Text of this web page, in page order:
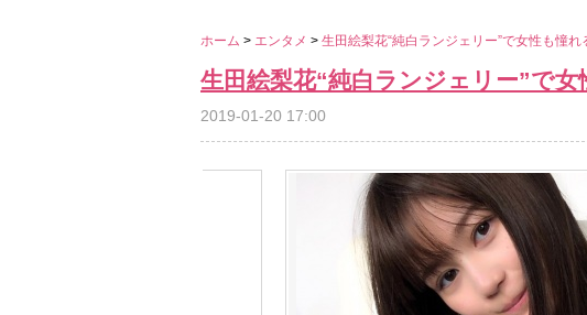
ホーム > エンタメ > 生田絵梨花“純白ランジェリー”で女性も憧
生田絵梨花“純白ランジェリー”で
2019-01-20 17:00